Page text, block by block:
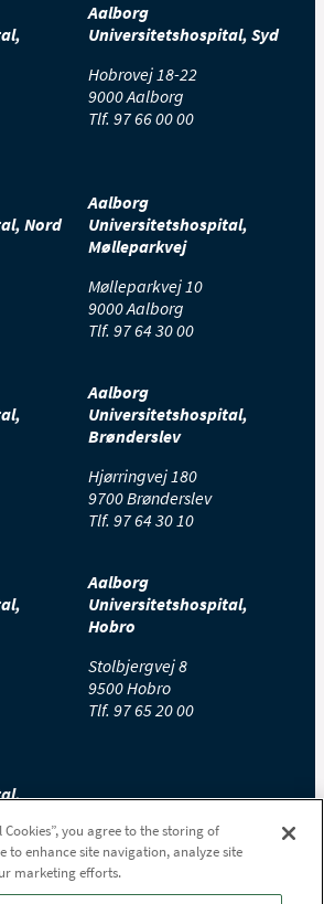
Aalborg
Universitetshospital, Syd
Hobrovej 18-22
9000 Aalborg
Tlf. 97 66 00 00
Nord
Aalborg
Universitetshospital,
Mølleparkvej
Mølleparkvej 10
9000 Aalborg
Tlf. 97 64 30 00
Aalborg
Universitetshospital,
Brønderslev
Hjørringvej 180
9700 Brønderslev
Tlf. 97 64 30 10
Aalborg
Universitetshospital,
Hobro
Stolbjergvej 8
9500 Hobro
Tlf. 97 65 20 00
Cookies”, you agree to the storing of
to enhance site navigation, analyze site
marketing efforts.